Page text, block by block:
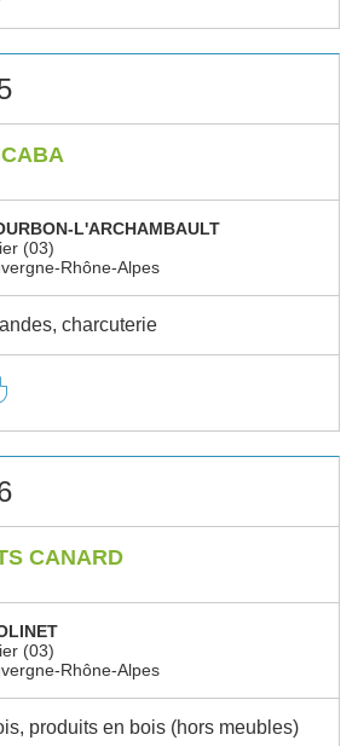
L'ARCHAMBAULT
(03)
Rhône-Alpes
charcuterie
CANARD
(03)
Rhône-Alpes
produits en bois (hors meubles)